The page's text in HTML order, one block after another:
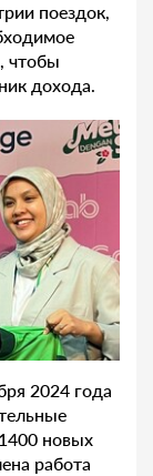
поездок,
чтобы
дохода.
2024 года
новых
работа